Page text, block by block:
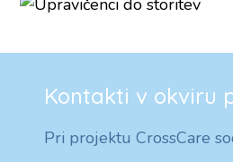
Kontakti v okviru
Pri projektu CrossCare